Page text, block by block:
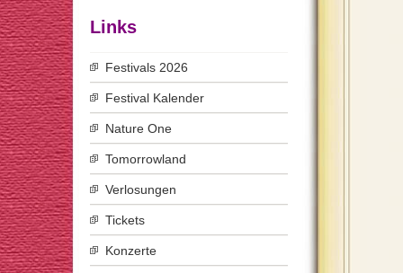
Links
Festivals 2026
Festival Kalender
Nature One
Tomorrowland
Verlosungen
Tickets
Konzerte